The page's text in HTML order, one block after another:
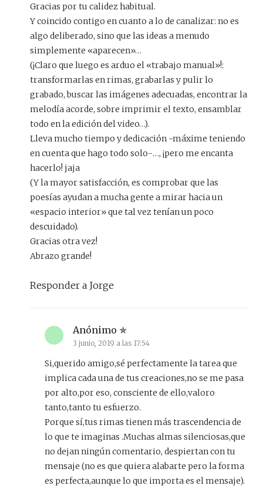
Gracias por tu calidez habitual.
Y coincido contigo en cuanto a lo de canalizar: no es
algo deliberado, sino que las ideas a menudo
simplemente «aparecen»…
(¡Claro que luego es arduo el «trabajo manual»!:
transformarlas en rimas, grabarlas y pulir lo
grabado, buscar las imágenes adecuadas, encontrar la
melodía acorde, sobre imprimir el texto, ensamblar
todo en la edición del video…).
Lleva mucho tiempo y dedicación -máxime teniendo
en cuenta que hago todo solo-…, ¡pero me encanta
hacerlo! jaja
(Y la mayor satisfacción, es comprobar que las
poesías ayudan a mucha gente a mirar hacia un
«espacio interior» que tal vez tenían un poco
descuidado).
Gracias otra vez!
Abrazo grande!
Responder a Jorge
Anónimo
3 junio, 2019 a las 17:54
Si,querido amigo,sé perfectamente la tarea que
implica cada una de tus creaciones,no se me pasa
por alto,por eso, consciente de ello,valoro
tanto,tanto tu esfuerzo.
Porque sí,tus rimas tienen más trascendencia de
lo que te imaginas .Muchas almas silenciosas,que
no dejan ningún comentario, despiertan con tu
mensaje (no es que quiera alabarte pero la forma
es perfecta,aunque lo que importa es el mensaje).